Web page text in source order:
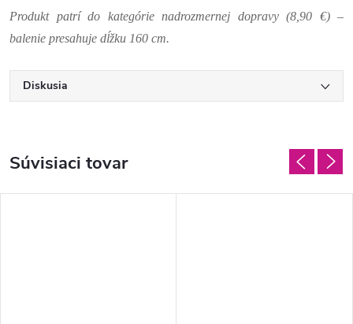
Produkt patrí do kategórie nadrozmernej dopravy (8,90 €) –
balenie presahuje dĺžku 160 cm.
Diskusia
Súvisiaci tovar